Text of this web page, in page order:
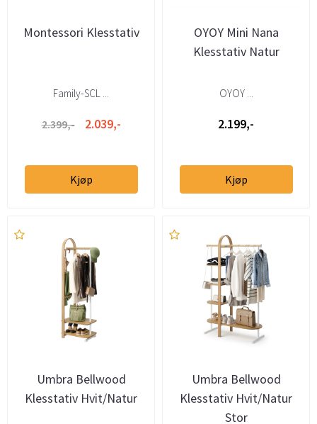
Montessori Klesstativ
Family-SCL ...
2.399,- 2.039,-
Kjøp
OYOY Mini Nana
Klesstativ Natur
OYOY ...
2.199,-
Kjøp
Umbra Bellwood
Klesstativ Hvit/Natur
Umbra Bellwood
Klesstativ Hvit/Natur
Stor